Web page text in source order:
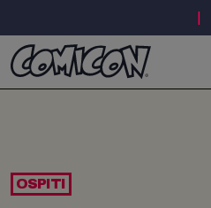
OSPITI